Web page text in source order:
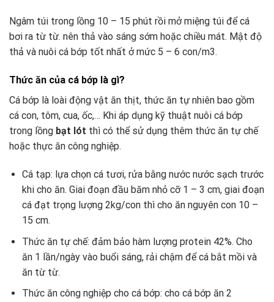
Ngâm túi trong lồng 10 – 15 phút rồi mở miệng túi để cá
bơi ra từ từ. nên thả vào sáng sớm hoặc chiều mát. Mật độ
thả và nuôi cá bớp tốt nhất ở mức 5 – 6 con/m3.
Thức ăn của cá bớp là gì?
Cá bớp là loài động vật ăn thịt, thức ăn tự nhiên bao gồm
cá con, tôm, cua, ốc,… Khi áp dụng kỹ thuật nuôi cá bớp
trong lồng bạt lót thì có thể sử dụng thêm thức ăn tự chế
hoặc thực ăn công nghiệp.
Cá tạp: lựa chọn cá tươi, rửa bằng nước nước sạch trước
khi cho ăn. Giai đoạn đầu băm nhỏ cỡ 1 – 3 cm, giai đoạn
cá đạt trọng lượng 2kg/con thì cho ăn nguyên con 10 –
15 cm.
Thức ăn tự chế: đảm bảo hàm lượng protein 42%. Cho
ăn 1 lần/ngày vào buổi sáng, rải chậm để cá bắt mồi và
ăn từ từ.
Thức ăn công nghiệp cho cá bớp: cho cá bớp ăn 2